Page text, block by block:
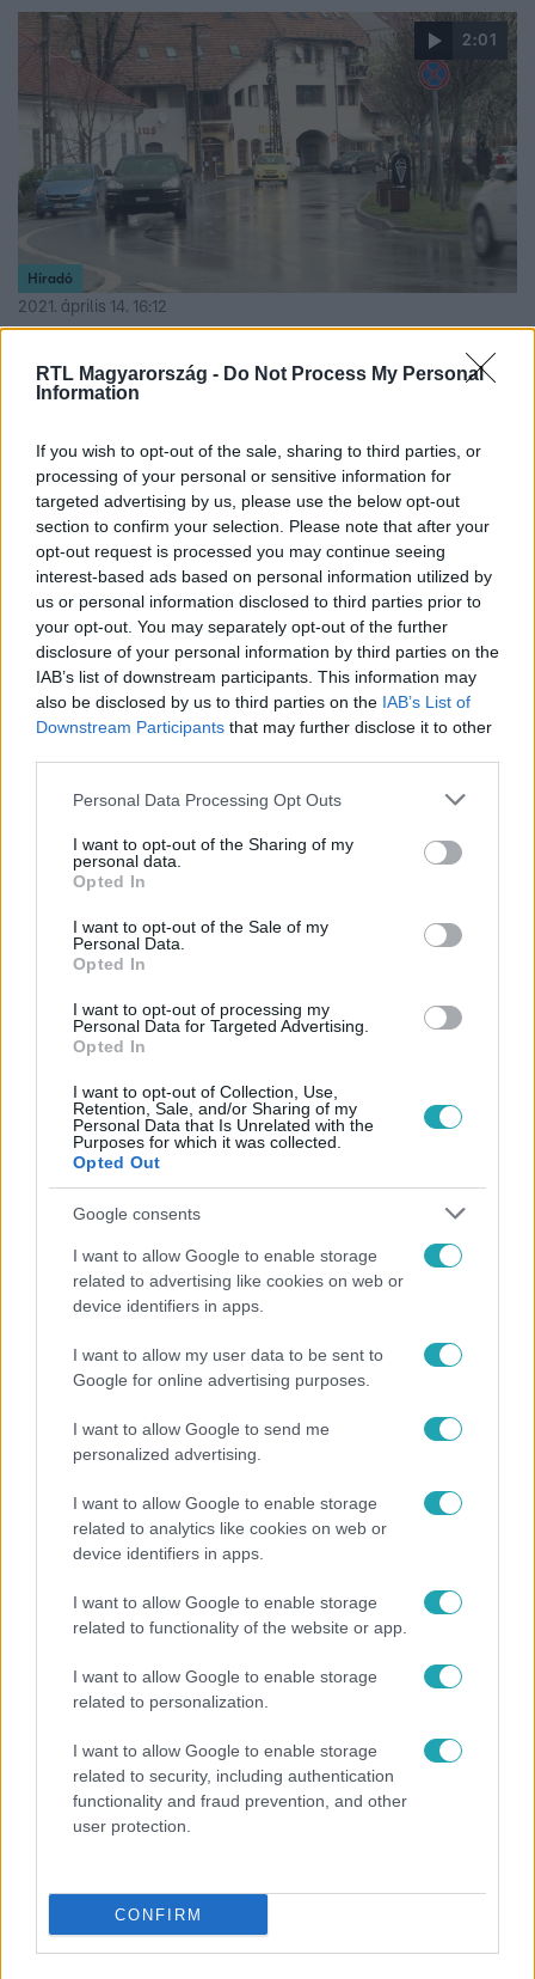
RTL Magyarország - Do Not Process My Personal
Information
If you wish to opt-out of the sale, sharing to third parties, or
processing of your personal or sensitive information for
targeted advertising by us, please use the below opt-out
section to confirm your selection. Please note that after your
opt-out request is processed you may continue seeing
interest-based ads based on personal information utilized by
us or personal information disclosed to third parties prior to
your opt-out. You may separately opt-out of the further
disclosure of your personal information by third parties on the
IAB’s list of downstream participants. This information may
also be disclosed by us to third parties on the IAB’s List of
Downstream Participants that may further disclose it to other
Please note that this website/app uses one or more Google
not limited to your visit or usage behaviour. You may click to
grant or deny consent to Google and its third-party tags to
use your data for below specified purposes in below Google
consent section.
Personal Data Processing Opt Outs
I want to opt-out of the Sharing of my
personal data.
Opted In
I want to opt-out of the Sale of my
Personal Data.
Opted In
I want to opt-out of processing my
Personal Data for Targeted Advertising.
Opted In
I want to opt-out of Collection, Use,
Retention, Sale, and/or Sharing of my
Personal Data that Is Unrelated with the
Purposes for which it was collected.
Opted Out
Google consents
I want to allow Google to enable storage
related to advertising like cookies on web or
device identifiers in apps.
I want to allow my user data to be sent to
Google for online advertising purposes.
I want to allow Google to send me
personalized advertising.
I want to allow Google to enable storage
related to analytics like cookies on web or
device identifiers in apps.
I want to allow Google to enable storage
related to functionality of the website or app.
I want to allow Google to enable storage
related to personalization.
I want to allow Google to enable storage
related to security, including authentication
functionality and fraud prevention, and other
user protection.
CONFIRM
gyerekeket és felnőtteket.
2:01
Híradó
2021. április 14. 16:12
pozitív
az ATV Híradója számolt be. Közben a Nemzeti
Népegészségügyi Központ főosztályvezetője arról
beszélt mai tájékoztatóján, 27 százalékkal csökkent az
országban az új fertőzöttek száma múlt héten. A kormány
tanácsadó testületéhez tartozó matematikus szerint
nyárig még komoly terhelés vár az egészségügyre.
2021. március 22. 18:06
Már a fiatalokat sem kíméli a koronavírus
Már a fiatalokat sem kíméli a vírus. Gyorsabban terjed,
halhatnak meg váratlanul.
2:52
2020. október 23. 16:27
Nógrád, Vas és Győr-Moson-Sopron megyében
volt a legtöbb új fertőzött
Magyarországon, tegnap 2066 új esetet regisztráltak. A
Telex kiszámolta, hogy az elmúlt 7 napban Nógrád, Vas és
Győr-Moson-Sopron megyében találták a legtöbb új
esetet lakosságarányosan. Németország már 15 magyar
megyét kockázatosként tart nyilván. A kormány továbbra
konkrét területi adatokat még a polgármesterekkel sem
osztanak meg.
Híradó